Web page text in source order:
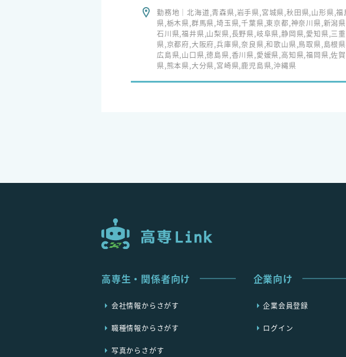
勤務地｜北海道,青森県,岩手県,宮城県,秋田県,山形県,福
県,栃木県,群馬県,埼玉県,千葉県,東京都,神奈川県,新潟
石川県,福井県,山梨県,長野県,岐阜県,静岡県,愛知県,三
県,京都府,大阪府,兵庫県,奈良県,和歌山県,鳥取県,島根
広島県,山口県,徳島県,香川県,愛媛県,高知県,福岡県,佐
県,熊本県,大分県,宮崎県,鹿児島県,沖縄県
高専生・関係者向け
会社情報からさがす
職種情報からさがす
写真からさがす
企業向け
企業会員登録
ログイン